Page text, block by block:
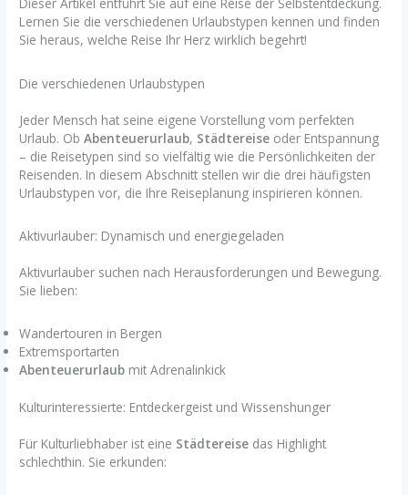
Lernen Sie die verschiedenen Urlaubstypen kennen und finden
Sie heraus, welche Reise Ihr Herz wirklich begehrt!
Die verschiedenen Urlaubstypen
Jeder Mensch hat seine eigene Vorstellung vom perfekten
Urlaub. ObAbenteuerurlaub, Städtereise oder Entspannung
– die Reisetypen sind so vielfältig wie die Persönlichkeiten der
Reisenden. In diesem Abschnitt stellen wir die drei häufigsten
Urlaubstypen vor, die Ihre Reiseplanung inspirieren können.
Aktivurlauber: Dynamisch und energiegeladen
Aktivurlauber suchen nach Herausforderungen und Bewegung.
Sie lieben:
Wandertouren in Bergen
Extremsportarten
Abenteuerurlaub mit Adrenalinkick
Kulturinteressierte: Entdeckergeist und Wissenshunger
Für Kulturliebhaber ist eine Städtereise das Highlight
schlechthin. Sie erkunden: